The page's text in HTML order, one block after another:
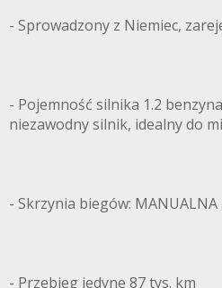
- Sprowadzony z Niemiec,
- Pojemność silnika 1.2
niezawodny silnik, idealny do
- Skrzynia biegów: MANUALNA
- Przebieg jedyne 87 tys. km